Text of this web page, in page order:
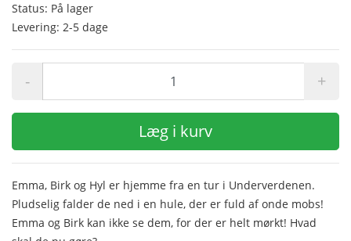
Status: På lager
Levering: 2-5 dage
- +
Læg i kurv
Emma, Birk og Hyl er hjemme fra en tur i Underverdenen.
Pludselig falder de ned i en hule, der er fuld af onde mobs!
Emma og Birk kan ikke se dem, for der er helt mørkt! Hvad